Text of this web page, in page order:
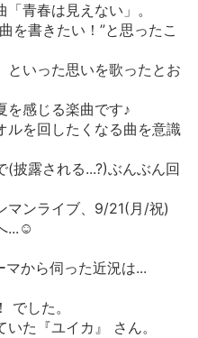
青春は見えない」。
を書きたい！”と思ったこ
といった思いを歌ったとお
を感じる楽曲です♪
ルを回したくなる曲を意識
披露される...?)ぶんぶん回
マンライブ、9/21(月/祝)
...☺︎
から伺った近況は...
でした。
た『ユイカ』 さん。